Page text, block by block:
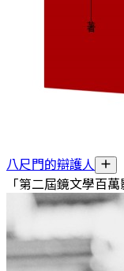
八尺門的辯護人
「第二屆鏡文學百